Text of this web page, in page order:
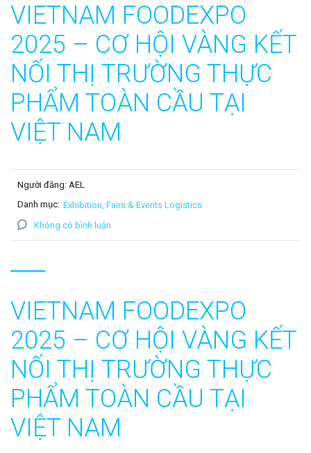
VIETNAM FOODEXPO
2025 – CƠ HỘI VÀNG KẾT
NỐI THỊ TRƯỜNG THỰC
PHẨM TOÀN CẦU TẠI
VIỆT NAM
Người đăng: AEL
Danh mục: Exhibition, Fairs & Events Logistics
Không có bình luận
VIETNAM FOODEXPO
2025 – CƠ HỘI VÀNG KẾT
NỐI THỊ TRƯỜNG THỰC
PHẨM TOÀN CẦU TẠI
VIỆT NAM